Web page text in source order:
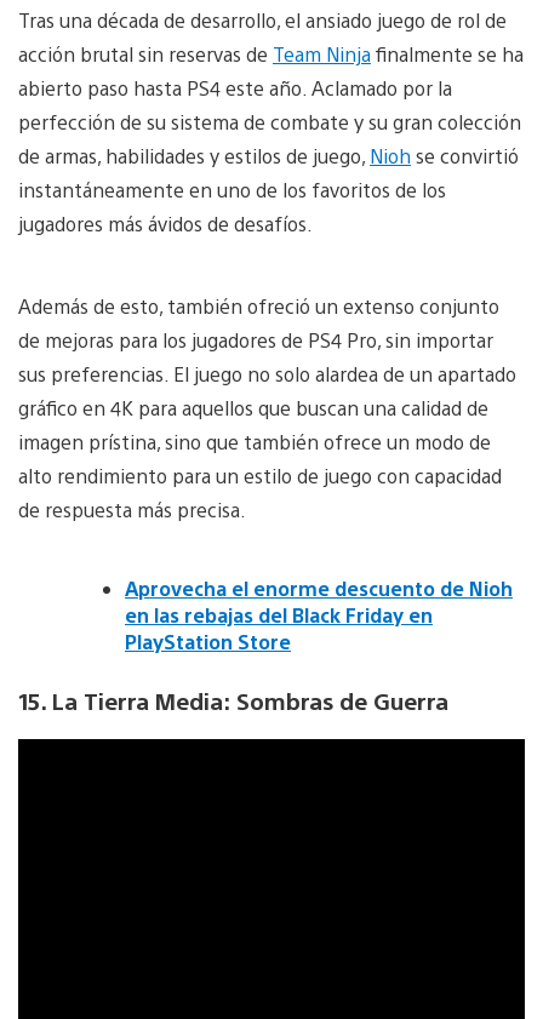
Tras una década de desarrollo, el ansiado juego de rol de
acción brutal sin reservas de Team Ninjafinalmente se ha
abierto paso hasta PS4 este año. Aclamado por la
perfección de su sistema de combate y su gran colección
de armas, habilidades y estilos de juego, Nioh se convirtió
instantáneamente en uno de los favoritos de los
jugadores más ávidos de desafíos.
Además de esto, también ofreció un extenso conjunto
de mejoras para los jugadores de PS4 Pro, sin importar
sus preferencias. El juego no solo alardea de un apartado
gráfico en 4K para aquellos que buscan una calidad de
imagen prístina, sino que también ofrece un modo de
alto rendimiento para un estilo de juego con capacidad
de respuesta más precisa.
Aprovecha el enorme descuento de Nioh
en las rebajas del Black Friday en
PlayStation Store
15. La Tierra Media: Sombras de Guerra